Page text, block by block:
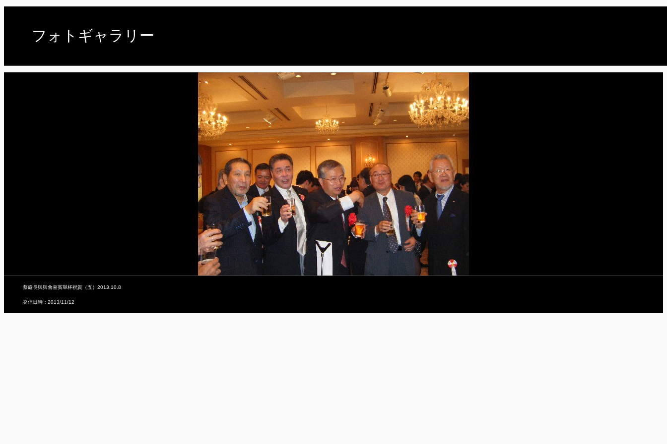
フォトギャラリー
蔡處長與與會嘉賓舉杯祝賀（五）2013.10.8
発信日時：2013/11/12